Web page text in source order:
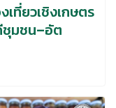
ที่ยวเชิงเกษตร
ชุมชน–อัต